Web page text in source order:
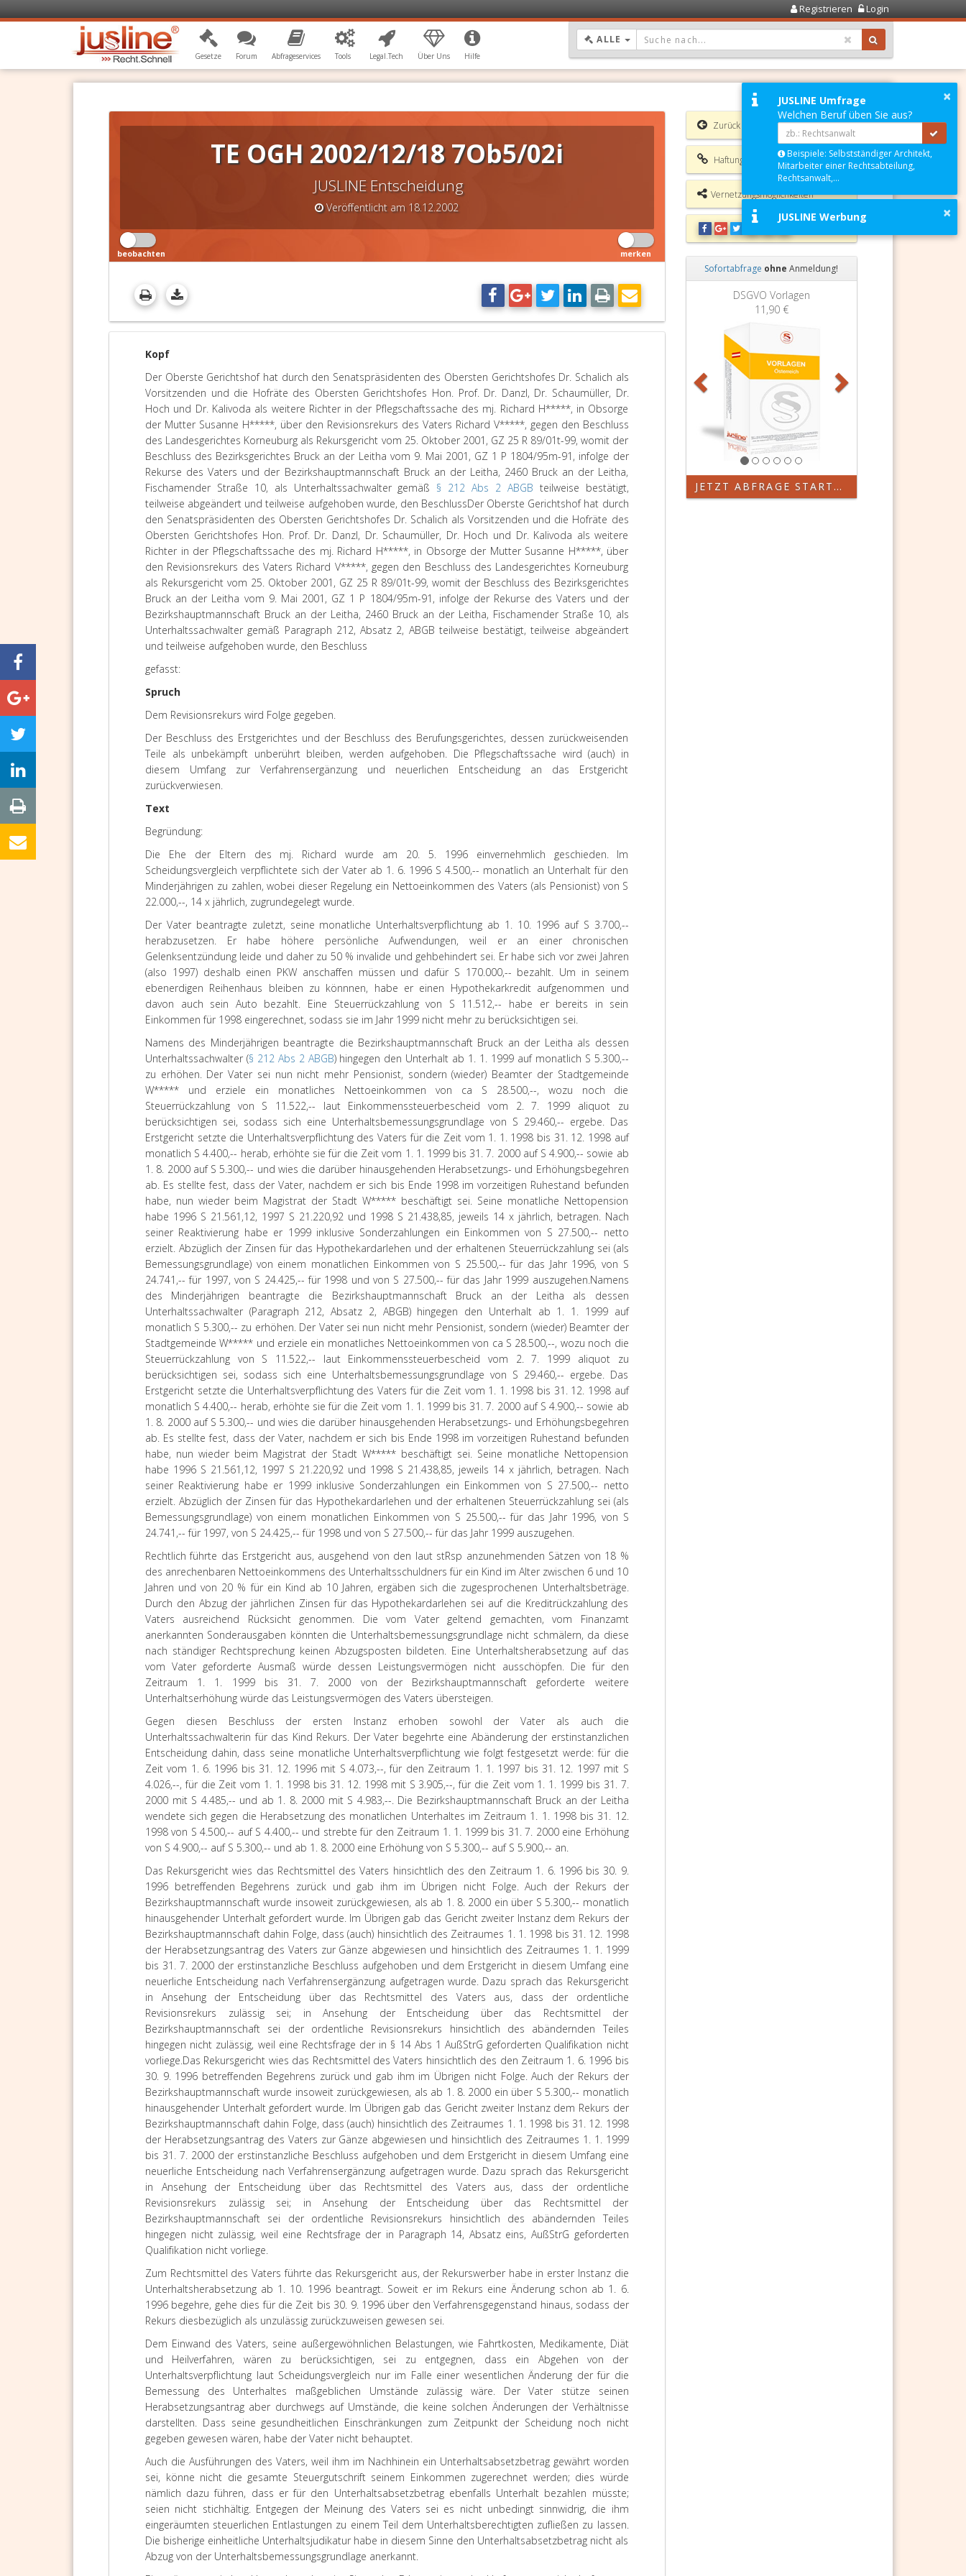
Registrieren Login
Gesetze Forum Abfrageservices Tools Legal.Tech Über Uns Hilfe
ALLE DROPDOWN: GEWÄHLTER WERT IST ALLE
TE OGH 2002/12/18 7Ob5/02i
JUSLINE Entscheidung
Veröffentlicht am 18.12.2002
beobachten merken
Kopf
Der Oberste Gerichtshof hat durch den Senatspräsidenten des Obersten Gerichtshofes Dr. Schalich als
Vorsitzenden und die Hofräte des Obersten Gerichtshofes Hon. Prof. Dr. Danzl, Dr. Schaumüller, Dr.
Hoch und Dr. Kalivoda als weitere Richter in der Pflegschaftssache des mj. Richard H*****, in Obsorge
der Mutter Susanne H*****, über den Revisionsrekurs des Vaters Richard V*****, gegen den Beschluss
des Landesgerichtes Korneuburg als Rekursgericht vom 25. Oktober 2001, GZ 25 R 89/01t-99, womit der
Beschluss des Bezirksgerichtes Bruck an der Leitha vom 9. Mai 2001, GZ 1 P 1804/95m-91, infolge der
Rekurse des Vaters und der Bezirkshauptmannschaft Bruck an der Leitha, 2460 Bruck an der Leitha,
Fischamender Straße 10, als Unterhaltssachwalter gemäß § 212 Abs 2 ABGB teilweise bestätigt,
teilweise abgeändert und teilweise aufgehoben wurde, den BeschlussDer Oberste Gerichtshof hat durch
den Senatspräsidenten des Obersten Gerichtshofes Dr. Schalich als Vorsitzenden und die Hofräte des
Obersten Gerichtshofes Hon. Prof. Dr. Danzl, Dr. Schaumüller, Dr. Hoch und Dr. Kalivoda als weitere
Richter in der Pflegschaftssache des mj. Richard H*****, in Obsorge der Mutter Susanne H*****, über
den Revisionsrekurs des Vaters Richard V*****, gegen den Beschluss des Landesgerichtes Korneuburg
als Rekursgericht vom 25. Oktober 2001, GZ 25 R 89/01t-99, womit der Beschluss des Bezirksgerichtes
Bruck an der Leitha vom 9. Mai 2001, GZ 1 P 1804/95m-91, infolge der Rekurse des Vaters und der
Bezirkshauptmannschaft Bruck an der Leitha, 2460 Bruck an der Leitha, Fischamender Straße 10, als
Unterhaltssachwalter gemäß Paragraph 212, Absatz 2, ABGB teilweise bestätigt, teilweise abgeändert
und teilweise aufgehoben wurde, den Beschluss
gefasst:
Spruch
Dem Revisionsrekurs wird Folge gegeben.
Der Beschluss des Erstgerichtes und der Beschluss des Berufungsgerichtes, dessen zurückweisenden
Teile als unbekämpft unberührt bleiben, werden aufgehoben. Die Pflegschaftssache wird (auch) in
diesem Umfang zur Verfahrensergänzung und neuerlichen Entscheidung an das Erstgericht
zurückverwiesen.
Text
Begründung:
Die Ehe der Eltern des mj. Richard wurde am 20. 5. 1996 einvernehmlich geschieden. Im
Scheidungsvergleich verpflichtete sich der Vater ab 1. 6. 1996 S 4.500,-- monatlich an Unterhalt für den
Minderjährigen zu zahlen, wobei dieser Regelung ein Nettoeinkommen des Vaters (als Pensionist) von S
22.000,--, 14 x jährlich, zugrundegelegt wurde.
Der Vater beantragte zuletzt, seine monatliche Unterhaltsverpflichtung ab 1. 10. 1996 auf S 3.700,--
herabzusetzen. Er habe höhere persönliche Aufwendungen, weil er an einer chronischen
Gelenksentzündung leide und daher zu 50 % invalide und gehbehindert sei. Er habe sich vor zwei Jahren
(also 1997) deshalb einen PKW anschaffen müssen und dafür S 170.000,-- bezahlt. Um in seinem
ebenerdigen Reihenhaus bleiben zu könnnen, habe er einen Hypothekarkredit aufgenommen und
davon auch sein Auto bezahlt. Eine Steuerrückzahlung von S 11.512,-- habe er bereits in sein
Einkommen für 1998 eingerechnet, sodass sie im Jahr 1999 nicht mehr zu berücksichtigen sei.
Namens des Minderjährigen beantragte die Bezirkshauptmannschaft Bruck an der Leitha als dessen
Unterhaltssachwalter (§ 212 Abs 2 ABGB) hingegen den Unterhalt ab 1. 1. 1999 auf monatlich S 5.300,--
zu erhöhen. Der Vater sei nun nicht mehr Pensionist, sondern (wieder) Beamter der Stadtgemeinde
W***** und erziele ein monatliches Nettoeinkommen von ca S 28.500,--, wozu noch die
Steuerrückzahlung von S 11.522,-- laut Einkommenssteuerbescheid vom 2. 7. 1999 aliquot zu
berücksichtigen sei, sodass sich eine Unterhaltsbemessungsgrundlage von S 29.460,-- ergebe. Das
Erstgericht setzte die Unterhaltsverpflichtung des Vaters für die Zeit vom 1. 1. 1998 bis 31. 12. 1998 auf
monatlich S 4.400,-- herab, erhöhte sie für die Zeit vom 1. 1. 1999 bis 31. 7. 2000 auf S 4.900,-- sowie ab
1. 8. 2000 auf S 5.300,-- und wies die darüber hinausgehenden Herabsetzungs- und Erhöhungsbegehren
ab. Es stellte fest, dass der Vater, nachdem er sich bis Ende 1998 im vorzeitigen Ruhestand befunden
habe, nun wieder beim Magistrat der Stadt W***** beschäftigt sei. Seine monatliche Nettopension
habe 1996 S 21.561,12, 1997 S 21.220,92 und 1998 S 21.438,85, jeweils 14 x jährlich, betragen. Nach
seiner Reaktivierung habe er 1999 inklusive Sonderzahlungen ein Einkommen von S 27.500,-- netto
erzielt. Abzüglich der Zinsen für das Hypothekardarlehen und der erhaltenen Steuerrückzahlung sei (als
Bemessungsgrundlage) von einem monatlichen Einkommen von S 25.500,-- für das Jahr 1996, von S
24.741,-- für 1997, von S 24.425,-- für 1998 und von S 27.500,-- für das Jahr 1999 auszugehen.Namens
des Minderjährigen beantragte die Bezirkshauptmannschaft Bruck an der Leitha als dessen
Unterhaltssachwalter (Paragraph 212, Absatz 2, ABGB) hingegen den Unterhalt ab 1. 1. 1999 auf
monatlich S 5.300,-- zu erhöhen. Der Vater sei nun nicht mehr Pensionist, sondern (wieder) Beamter der
Stadtgemeinde W***** und erziele ein monatliches Nettoeinkommen von ca S 28.500,--, wozu noch die
Steuerrückzahlung von S 11.522,-- laut Einkommenssteuerbescheid vom 2. 7. 1999 aliquot zu
berücksichtigen sei, sodass sich eine Unterhaltsbemessungsgrundlage von S 29.460,-- ergebe. Das
Erstgericht setzte die Unterhaltsverpflichtung des Vaters für die Zeit vom 1. 1. 1998 bis 31. 12. 1998 auf
monatlich S 4.400,-- herab, erhöhte sie für die Zeit vom 1. 1. 1999 bis 31. 7. 2000 auf S 4.900,-- sowie ab
1. 8. 2000 auf S 5.300,-- und wies die darüber hinausgehenden Herabsetzungs- und Erhöhungsbegehren
ab. Es stellte fest, dass der Vater, nachdem er sich bis Ende 1998 im vorzeitigen Ruhestand befunden
habe, nun wieder beim Magistrat der Stadt W***** beschäftigt sei. Seine monatliche Nettopension
habe 1996 S 21.561,12, 1997 S 21.220,92 und 1998 S 21.438,85, jeweils 14 x jährlich, betragen. Nach
seiner Reaktivierung habe er 1999 inklusive Sonderzahlungen ein Einkommen von S 27.500,-- netto
erzielt. Abzüglich der Zinsen für das Hypothekardarlehen und der erhaltenen Steuerrückzahlung sei (als
Bemessungsgrundlage) von einem monatlichen Einkommen von S 25.500,-- für das Jahr 1996, von S
24.741,-- für 1997, von S 24.425,-- für 1998 und von S 27.500,-- für das Jahr 1999 auszugehen.
Rechtlich führte das Erstgericht aus, ausgehend von den laut stRsp anzunehmenden Sätzen von 18 %
des anrechenbaren Nettoeinkommens des Unterhaltsschuldners für ein Kind im Alter zwischen 6 und 10
Jahren und von 20 % für ein Kind ab 10 Jahren, ergäben sich die zugesprochenen Unterhaltsbeträge.
Durch den Abzug der jährlichen Zinsen für das Hypothekardarlehen sei auf die Kreditrückzahlung des
Vaters ausreichend Rücksicht genommen. Die vom Vater geltend gemachten, vom Finanzamt
anerkannten Sonderausgaben könnten die Unterhaltsbemessungsgrundlage nicht schmälern, da diese
nach ständiger Rechtsprechung keinen Abzugsposten bildeten. Eine Unterhaltsherabsetzung auf das
vom Vater geforderte Ausmaß würde dessen Leistungsvermögen nicht ausschöpfen. Die für den
Zeitraum 1. 1. 1999 bis 31. 7. 2000 von der Bezirkshauptmannschaft geforderte weitere
Unterhaltserhöhung würde das Leistungsvermögen des Vaters übersteigen.
Gegen diesen Beschluss der ersten Instanz erhoben sowohl der Vater als auch die
Unterhaltssachwalterin für das Kind Rekurs. Der Vater begehrte eine Abänderung der erstinstanzlichen
Entscheidung dahin, dass seine monatliche Unterhaltsverpflichtung wie folgt festgesetzt werde: für die
Zeit vom 1. 6. 1996 bis 31. 12. 1996 mit S 4.073,--, für den Zeitraum 1. 1. 1997 bis 31. 12. 1997 mit S
4.026,--, für die Zeit vom 1. 1. 1998 bis 31. 12. 1998 mit S 3.905,--, für die Zeit vom 1. 1. 1999 bis 31. 7.
2000 mit S 4.485,-- und ab 1. 8. 2000 mit S 4.983,--. Die Bezirkshauptmannschaft Bruck an der Leitha
wendete sich gegen die Herabsetzung des monatlichen Unterhaltes im Zeitraum 1. 1. 1998 bis 31. 12.
1998 von S 4.500,-- auf S 4.400,-- und strebte für den Zeitraum 1. 1. 1999 bis 31. 7. 2000 eine Erhöhung
von S 4.900,-- auf S 5.300,-- und ab 1. 8. 2000 eine Erhöhung von S 5.300,-- auf S 5.900,-- an.
Das Rekursgericht wies das Rechtsmittel des Vaters hinsichtlich des den Zeitraum 1. 6. 1996 bis 30. 9.
1996 betreffenden Begehrens zurück und gab ihm im Übrigen nicht Folge. Auch der Rekurs der
Bezirkshauptmannschaft wurde insoweit zurückgewiesen, als ab 1. 8. 2000 ein über S 5.300,-- monatlich
hinausgehender Unterhalt gefordert wurde. Im Übrigen gab das Gericht zweiter Instanz dem Rekurs der
Bezirkshauptmannschaft dahin Folge, dass (auch) hinsichtlich des Zeitraumes 1. 1. 1998 bis 31. 12. 1998
der Herabsetzungsantrag des Vaters zur Gänze abgewiesen und hinsichtlich des Zeitraumes 1. 1. 1999
bis 31. 7. 2000 der erstinstanzliche Beschluss aufgehoben und dem Erstgericht in diesem Umfang eine
neuerliche Entscheidung nach Verfahrensergänzung aufgetragen wurde. Dazu sprach das Rekursgericht
in Ansehung der Entscheidung über das Rechtsmittel des Vaters aus, dass der ordentliche
Revisionsrekurs zulässig sei; in Ansehung der Entscheidung über das Rechtsmittel der
Bezirkshauptmannschaft sei der ordentliche Revisionsrekurs hinsichtlich des abändernden Teiles
hingegen nicht zulässig, weil eine Rechtsfrage der in § 14 Abs 1 AußStrG geforderten Qualifikation nicht
vorliege.Das Rekursgericht wies das Rechtsmittel des Vaters hinsichtlich des den Zeitraum 1. 6. 1996 bis
30. 9. 1996 betreffenden Begehrens zurück und gab ihm im Übrigen nicht Folge. Auch der Rekurs der
Bezirkshauptmannschaft wurde insoweit zurückgewiesen, als ab 1. 8. 2000 ein über S 5.300,-- monatlich
hinausgehender Unterhalt gefordert wurde. Im Übrigen gab das Gericht zweiter Instanz dem Rekurs der
Bezirkshauptmannschaft dahin Folge, dass (auch) hinsichtlich des Zeitraumes 1. 1. 1998 bis 31. 12. 1998
der Herabsetzungsantrag des Vaters zur Gänze abgewiesen und hinsichtlich des Zeitraumes 1. 1. 1999
bis 31. 7. 2000 der erstinstanzliche Beschluss aufgehoben und dem Erstgericht in diesem Umfang eine
neuerliche Entscheidung nach Verfahrensergänzung aufgetragen wurde. Dazu sprach das Rekursgericht
in Ansehung der Entscheidung über das Rechtsmittel des Vaters aus, dass der ordentliche
Revisionsrekurs zulässig sei; in Ansehung der Entscheidung über das Rechtsmittel der
Bezirkshauptmannschaft sei der ordentliche Revisionsrekurs hinsichtlich des abändernden Teiles
hingegen nicht zulässig, weil eine Rechtsfrage der in Paragraph 14, Absatz eins, AußStrG geforderten
Qualifikation nicht vorliege.
Zum Rechtsmittel des Vaters führte das Rekursgericht aus, der Rekurswerber habe in erster Instanz die
Unterhaltsherabsetzung ab 1. 10. 1996 beantragt. Soweit er im Rekurs eine Änderung schon ab 1. 6.
1996 begehre, gehe dies für die Zeit bis 30. 9. 1996 über den Verfahrensgegenstand hinaus, sodass der
Rekurs diesbezüglich als unzulässig zurückzuweisen gewesen sei.
Dem Einwand des Vaters, seine außergewöhnlichen Belastungen, wie Fahrtkosten, Medikamente, Diät
und Heilverfahren, wären zu berücksichtigen, sei zu entgegnen, dass ein Abgehen von der
Unterhaltsverpflichtung laut Scheidungsvergleich nur im Falle einer wesentlichen Änderung der für die
Bemessung des Unterhaltes maßgeblichen Umstände zulässig wäre. Der Vater stütze seinen
Herabsetzungsantrag aber durchwegs auf Umstände, die keine solchen Änderungen der Verhältnisse
darstellten. Dass seine gesundheitlichen Einschränkungen zum Zeitpunkt der Scheidung noch nicht
gegeben gewesen wären, habe der Vater nicht behauptet.
Auch die Ausführungen des Vaters, weil ihm im Nachhinein ein Unterhaltsabsetzbetrag gewährt worden
sei, könne nicht die gesamte Steuergutschrift seinem Einkommen zugerechnet werden; dies würde
nämlich dazu führen, dass er für den Unterhaltsabsetzbetrag ebenfalls Unterhalt bezahlen müsste;
seien nicht stichhältig. Entgegen der Meinung des Vaters sei es nicht unbedingt sinnwidrig, die ihm
eingeräumten steuerlichen Entlastungen zu einem Teil dem Unterhaltsberechtigten zufließen zu lassen.
Die bisherige einheitliche Unterhaltsjudikatur habe in diesem Sinne den Unterhaltsabsetzbetrag nicht als
Abzug von der Unterhaltsbemessungsgrundlage anerkannt.
Zurück
Haftungsausschluss
Vernetzungsmöglichkeiten
Sofortabfrage ohne Anmeldung!
DSGVO Vorlagen
11,90 €
Grundbuchauszug
11,90 €
Zurück
JETZT ABFRAGE STARTEN
×
JUSLINE Umfrage
Welchen Beruf üben Sie aus?
Beispiele: Selbstständiger Architekt,
Mitarbeiter einer Rechtsabteilung,
Rechtsanwalt,...
×
JUSLINE Werbung